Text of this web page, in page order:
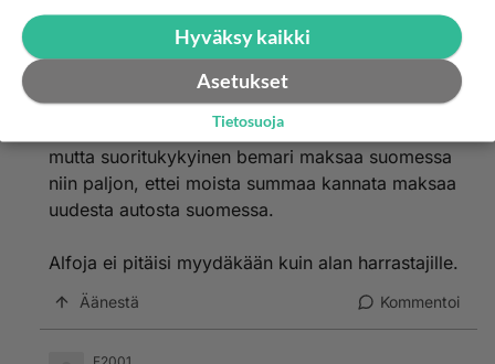
Äänestä Kommentoi
2001-02-15 01:48:00
Kyllähän BMW on laadukas ja sporttinen auto,
mutta suoritukykyinen bemari maksaa suomessa
niin paljon, ettei moista summaa kannata maksaa
uudesta autosta suomessa.
Alfoja ei pitäisi myydäkään kuin alan harrastajille.
Äänestä Kommentoi
Hyväksy kaikki
Asetukset
Tietosuoja